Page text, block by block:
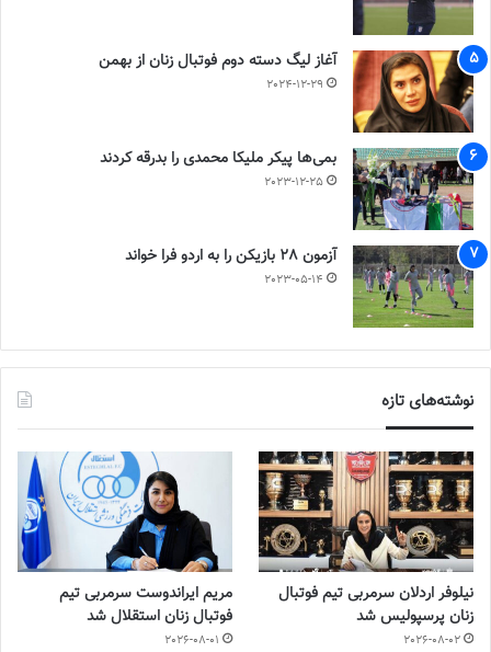
آغاز لیگ دسته دوم فوتبال زنان از بهمن
2024-12-29
بمی‌ها پیکر ملیکا محمدی را بدرقه کردند
2023-12-25
آزمون 28 بازیکن را به اردو فرا خواند
2023-05-14
نوشته‌های تازه
نیلوفر اردلان سرمربی تیم فوتبال
زنان پرسپولیس شد
2026-08-02
مریم ایراندوست سرمربی تیم
فوتبال زنان استقلال شد
2026-08-01